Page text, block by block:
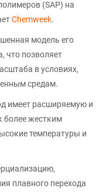
(SAP) на
Сhemweek.
модель его
что позволяет
в условиях,
средам.
имеет расширяемую и
более жестким
температуры и
плавного перехода